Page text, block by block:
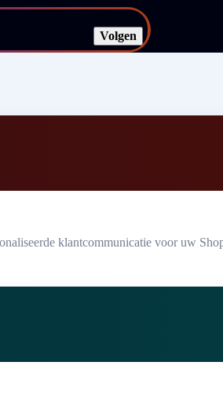
Volgen
klantcommunicatie voor uw